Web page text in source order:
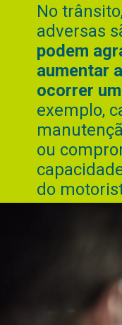
No
adversas
podem
aumentar
ocorrer
exemplo,
ou
do